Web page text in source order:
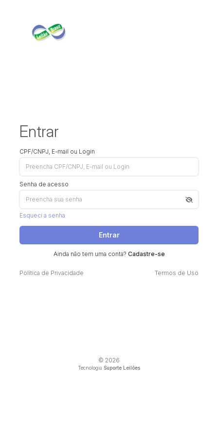
Entrar
CPF/CNPJ, E-mail ou Login
Senha de acesso
Esqueci a senha
Entrar
Ainda não tem uma conta? Cadastre-se
Política de Privacidade Termos de Uso
© 2026
Tecnologia Suporte Leilões